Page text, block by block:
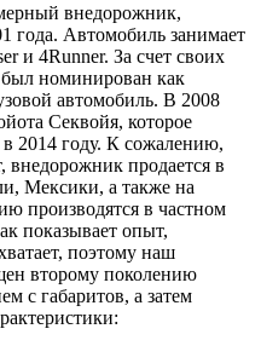
внедорожник,
года. Автомобиль занимает
и 4Runner. За счет своих
номинирован как
автомобиль. В 2008
Секвойя, которое
в 2014 году. К сожалению,
продается в
Мексики, а также на
производятся в частном
показывает опыт,
поэтому наш
второму поколению
с габаритов, а затем